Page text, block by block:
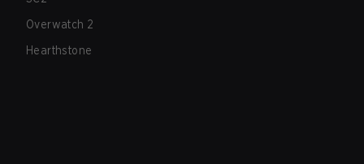
Overwatch 2
Hearthstone